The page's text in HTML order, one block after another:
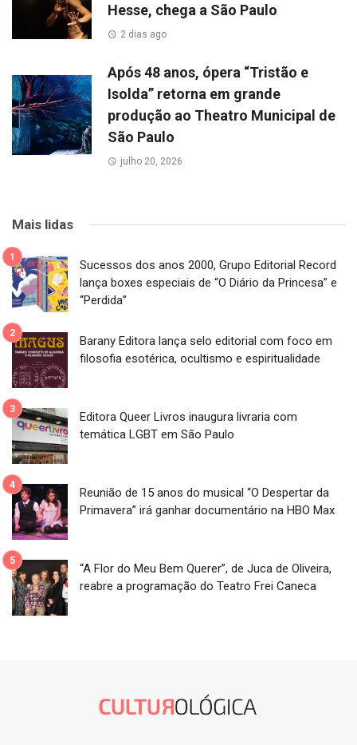
Hesse, chega a São Paulo
2 dias ago
Após 48 anos, ópera “Tristão e
Isolda” retorna em grande
produção ao Theatro Municipal de
São Paulo
julho 20, 2026
Mais lidas
Sucessos dos anos 2000, Grupo Editorial Record
lança boxes especiais de “O Diário da Princesa” e
“Perdida”
Barany Editora lança selo editorial com foco em
filosofia esotérica, ocultismo e espiritualidade
Editora Queer Livros inaugura livraria com
temática LGBT em São Paulo
Reunião de 15 anos do musical “O Despertar da
Primavera” irá ganhar documentário na HBO Max
“A Flor do Meu Bem Querer”, de Juca de Oliveira,
reabre a programação do Teatro Frei Caneca